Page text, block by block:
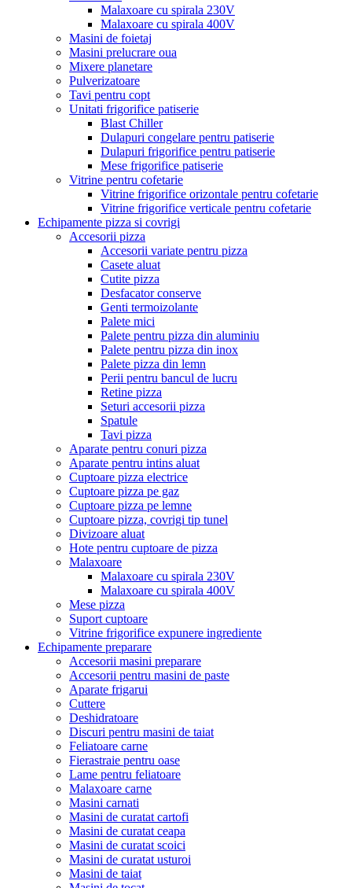
Malaxoare cu spirala 230V
Malaxoare cu spirala 400V
Masini de foietaj
Masini prelucrare oua
Mixere planetare
Pulverizatoare
Tavi pentru copt
Unitati frigorifice patiserie
Blast Chiller
Dulapuri congelare pentru patiserie
Dulapuri frigorifice pentru patiserie
Mese frigorifice patiserie
Vitrine pentru cofetarie
Vitrine frigorifice orizontale pentru cofetarie
Vitrine frigorifice verticale pentru cofetarie
Echipamente pizza si covrigi
Accesorii pizza
Accesorii variate pentru pizza
Casete aluat
Cutite pizza
Desfacator conserve
Genti termoizolante
Palete mici
Palete pentru pizza din aluminiu
Palete pentru pizza din inox
Palete pizza din lemn
Perii pentru bancul de lucru
Retine pizza
Seturi accesorii pizza
Spatule
Tavi pizza
Aparate pentru conuri pizza
Aparate pentru intins aluat
Cuptoare pizza electrice
Cuptoare pizza pe gaz
Cuptoare pizza pe lemne
Cuptoare pizza, covrigi tip tunel
Divizoare aluat
Hote pentru cuptoare de pizza
Malaxoare
Malaxoare cu spirala 230V
Malaxoare cu spirala 400V
Mese pizza
Suport cuptoare
Vitrine frigorifice expunere ingrediente
Echipamente preparare
Accesorii masini preparare
Accesorii pentru masini de paste
Aparate frigarui
Cuttere
Deshidratoare
Discuri pentru masini de taiat
Feliatoare carne
Fierastraie pentru oase
Lame pentru feliatoare
Malaxoare carne
Masini carnati
Masini de curatat cartofi
Masini de curatat ceapa
Masini de curatat scoici
Masini de curatat usturoi
Masini de taiat